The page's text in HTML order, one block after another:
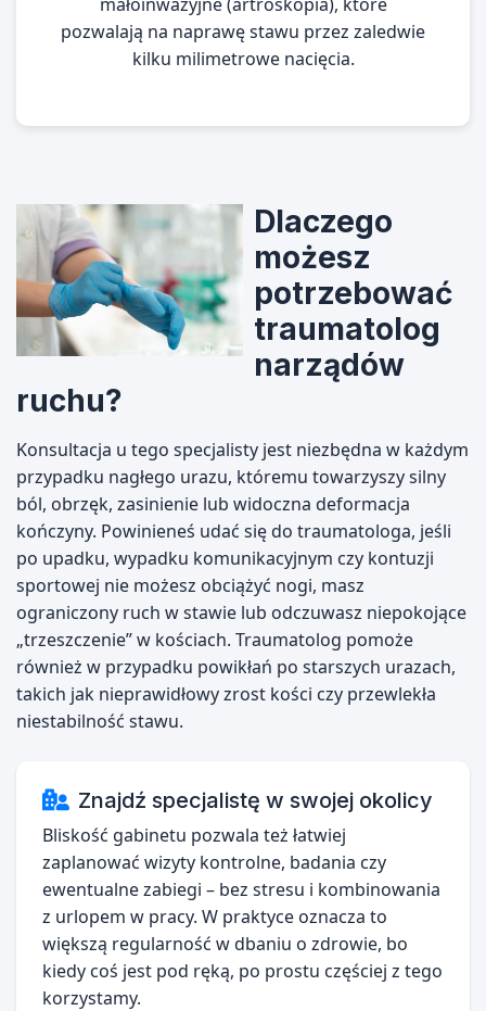
pozwalają na naprawę stawu przez zaledwie
kilku milimetrowe nacięcia.
Dlaczego
możesz
potrzebować
traumatolog
narządów
ruchu?
Konsultacja u tego specjalisty jest niezbędna w każdym
przypadku nagłego urazu, któremu towarzyszy silny
ból, obrzęk, zasinienie lub widoczna deformacja
kończyny. Powinieneś udać się do traumatologa, jeśli
po upadku, wypadku komunikacyjnym czy kontuzji
sportowej nie możesz obciążyć nogi, masz
ograniczony ruch w stawie lub odczuwasz niepokojące
„trzeszczenie” w kościach. Traumatolog pomoże
również w przypadku powikłań po starszych urazach,
takich jak nieprawidłowy zrost kości czy przewlekła
niestabilność stawu.
Znajdź specjalistę w swojej okolicy
Bliskość gabinetu pozwala też łatwiej
zaplanować wizyty kontrolne, badania czy
ewentualne zabiegi – bez stresu i kombinowania
z urlopem w pracy. W praktyce oznacza to
większą regularność w dbaniu o zdrowie, bo
kiedy coś jest pod ręką, po prostu częściej z tego
korzystamy.